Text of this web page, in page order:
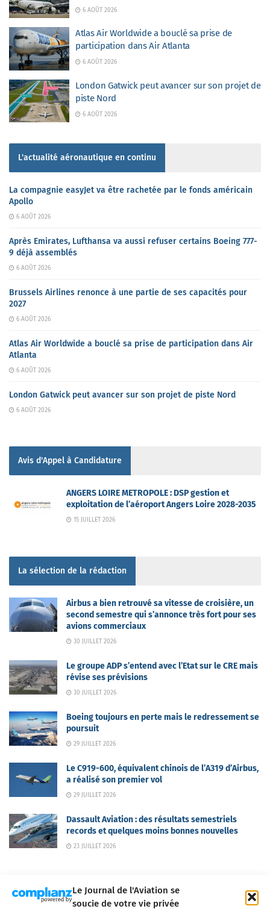
Le Journal de l'Aviation se
soucie de votre vie privée
6 AOÛT 2026
Atlas Air Worldwide a bouclé sa prise de
participation dans Air Atlanta
6 AOÛT 2026
London Gatwick peut avancer sur son projet de
piste Nord
6 AOÛT 2026
L'actualité aéronautique en continu
La compagnie easyJet va être rachetée par le fonds américain
Apollo
6 AOÛT 2026
Après Emirates, Lufthansa va aussi refuser certains Boeing 777-
9 déjà assemblés
6 AOÛT 2026
Brussels Airlines renonce à une partie de ses capacités pour
2027
6 AOÛT 2026
Atlas Air Worldwide a bouclé sa prise de participation dans Air
Atlanta
6 AOÛT 2026
London Gatwick peut avancer sur son projet de piste Nord
6 AOÛT 2026
Avis d'Appel à Candidature
ANGERS LOIRE METROPOLE : DSP gestion et
exploitation de l’aéroport Angers Loire 2028-2035
15 JUILLET 2026
La sélection de la rédaction
Airbus a bien retrouvé sa vitesse de croisière, un
second semestre qui s’annonce très fort pour ses
avions commerciaux
30 JUILLET 2026
Le groupe ADP s’entend avec l’Etat sur le CRE mais
révise ses prévisions
30 JUILLET 2026
Boeing toujours en perte mais le redressement se
poursuit
29 JUILLET 2026
Le C919-600, équivalent chinois de l’A319 d’Airbus,
a réalisé son premier vol
29 JUILLET 2026
Dassault Aviation : des résultats semestriels
records et quelques moins bonnes nouvelles
23 JUILLET 2026